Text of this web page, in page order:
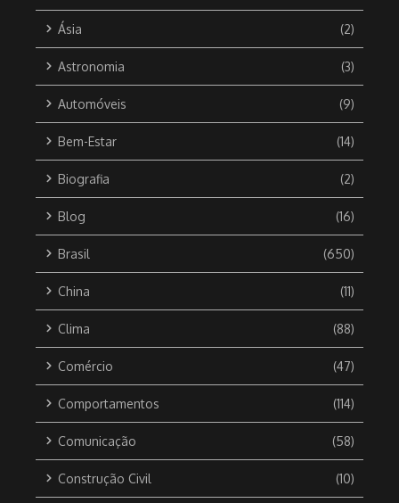
Ásia (2)
Astronomia (3)
Automóveis (9)
Bem-Estar (14)
Biografia (2)
Blog (16)
Brasil (650)
China (11)
Clima (88)
Comércio (47)
Comportamentos (114)
Comunicação (58)
Construção Civil (10)